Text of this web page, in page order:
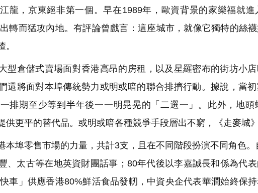
龍，京東絕非第一個。早在1989年，歐資背景的家樂福就進
轉而猛攻內地。有評論曾戲言：這座城市，就像它獨特的絲
型倉儲式賣場面對香港高昂的房租，以及星羅密布的街坊小
還將面對本埠傳統勢力或明或暗的聯合排擠行動。據說，當
排期至少等到半年後一一明晃晃的「二選一」。此外，地
供更平的替代品。或明或暗各種競爭手段層出不窮，《走麥城
埠零售市場的力量，共計3支，且在不同階段扮演不同角色
、太古等在地英資財團話事；80年代後以李嘉誠長和係為代
車」供應香港80%鮮活食品發軔，中資央企代表華潤始終保